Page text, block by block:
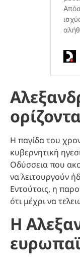
Η παγίδα του
κυβερνητική
Οδύσσεια που
να λειτουργούν
Εντούτοις, η
ότι μέχρι να
Η